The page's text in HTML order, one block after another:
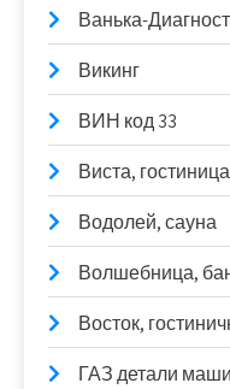
Ванька-Диагност
Викинг
ВИН код 33
Виста, гостиница
Водолей, сауна
Волшебница,
Восток,
ГАЗ детали